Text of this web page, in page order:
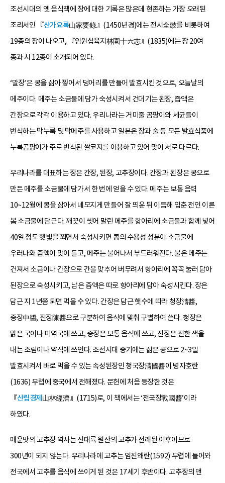
조선시대의 옛 음식책에 장에 대한 기록은 많은데 현존하는 가장 오래된
조리서인 『산가요록山家要錄』(1450년경)에는 전시全豉를 비롯하여
19종의 장이 나오고, 『임원십육지林園十六志』(1835)에는 장 20여
종과 시 12종이 소개되어 있다.
‘말장’은 콩을 삶아 찧어서 덩어리를 만들어 발효시킨 것으로, 오늘날의
메주이다. 메주는 소금물에 담가 숙성시켜서 건더기는 된장, 즙액은
간장으로 각각 이용하고 있다. 우리나라는 거미줄 곰팡이와 세균들이
번식하는 막누룩 및 막메주를 사용하고 일본은 장과 술 등 모든 발효식품에
누룩곰팡이가 주로 번식된 쌀코지를 이용하고 있어 맛이 서로 다르다.
우리나라를 대표하는 장은 간장, 된장, 고추장이다. 간장과 된장은 콩으로
만든 메주를 소금물에 담가서 한 번에 얻을 수 있다. 메주는 보통 음력
10~12월에 콩을 삶아서 네모지게 만들어 잘 띄운 뒤 이듬해 입춘 전인 이른
봄 소금물에 담근다. 깨끗이 씻어 말린 메주를 항아리에 소금물과 함께 넣어
40일 정도 햇빛을 쬐면서 숙성시키면 콩의 수용성 성분이 소금물에
우러나와 즙액이 맛이 들고, 메주는 불어나서 부드러워진다. 불은 메주는
건져서 소금이나 간장으로 간을 맞추어 버무려서 항아리에 꼭꼭 눌러 담아
된장으로 숙성시키고, 남은 즙액은 따로 항아리에 담아 숙성시킨다. 장은
담근 지 1년쯤 되면 먹을 수 있다. 간장은 담근 햇수에 따라 청장淸醬,
중장中醬, 진장陳醬으로 구분하여 음식에 맞춰 구별하여 쓴다. 청장은
맑은 국이나 미역국에 쓰고, 중장은 보통 음식에 쓰고, 진장은 진한 색을
내는 조림이나 약식에 쓰인다. 조선시대 중기에는 삶은 콩으로 2~3일
발효시켜서 바로 먹을 수 있는 속성된장인 청국장淸國醬이 병자호란
(1636) 무렵에 중국에서 전해졌다. 문헌에 처음 등장한 것은
『산림경제 山林經濟』(1715)로, 이 책에서는 ‘전국장戰國醬’이라
하였다.
매운맛의 고추장 역사는 신대륙 원산의 고추가 전래된 이후이므로
300년이 되지 않는다. 우리나라에 고추는 임진왜란(1592) 무렵에 들어와
전국에서 고추를 음식에 쓰이게 된 것은 17세기 후반이다. 고추장의 맨